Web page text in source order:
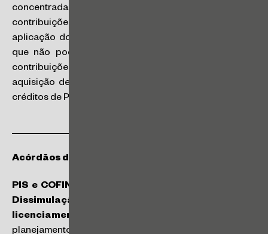
concentrada poderá apurar e utilizar créditos das
contribuições decorrentes dessa aquisição mediante a
aplicação dos percentuais de 1,65% e 7,6%, ao passo
que não poderá utilizar a alíquota concentrada das
contribuições aplicadas nas etapas anteriores à
aquisição desses insumos na apuração dos referidos
créditos de PIS/COFINS (SC nº 16/2024).
Acórdãos do CARF
PIS e COFINS – Planejamento tributário abusivo.
Dissimulação dos royalties decorrentes do
licenciamento de uso de marca
planejamento tributário abusivo a sobrevalorização de